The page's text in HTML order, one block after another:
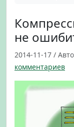
не
2014-11-17 /
комментариевк
а
и
с